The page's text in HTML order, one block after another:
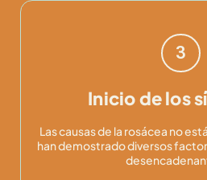
3
Inicio de los
Las causas de la rosácea no
han demostrado diversos